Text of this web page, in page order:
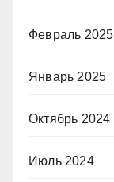
Февраль 2025
Январь 2025
Октябрь 2024
Июль 2024